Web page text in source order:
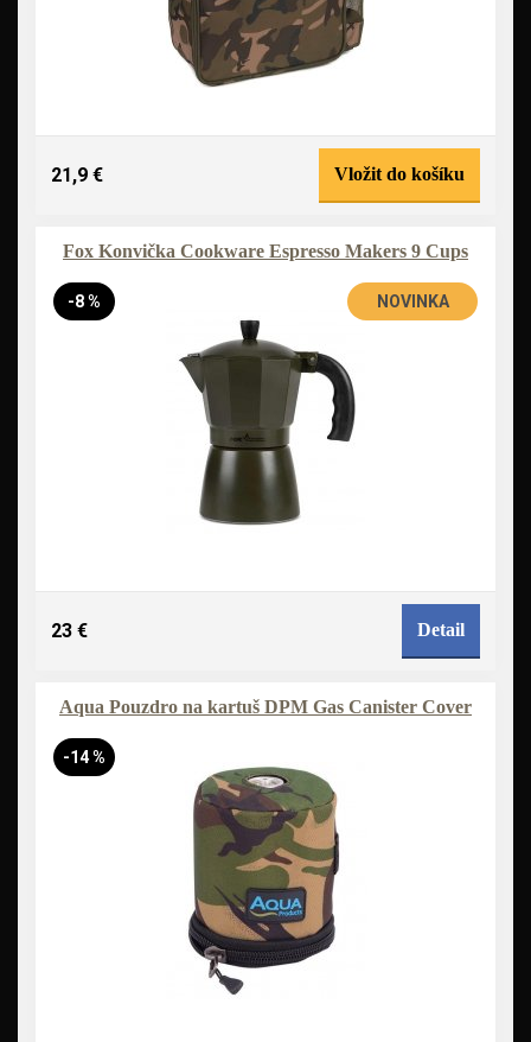
21,9 € Vložit do košíku
Fox Konvička Cookware Espresso Makers 9 Cups
-8 % NOVINKA
23 € Detail
Aqua Pouzdro na kartuš DPM Gas Canister Cover
-14 %